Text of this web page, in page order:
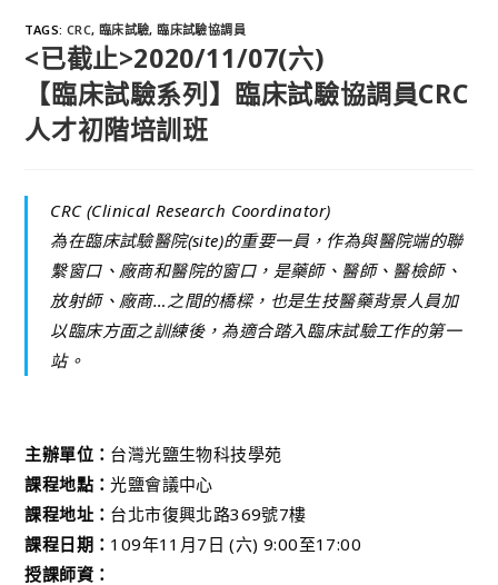
TAGS: CRC, 臨床試驗, 臨床試驗協調員
<已截止>2020/11/07(六)
【臨床試驗系列】臨床試驗協調員CRC
人才初階培訓班
CRC (Clinical Research Coordinator)
為在臨床試驗醫院(site)的重要一員，作為與醫院端的聯
繫窗口、廠商和醫院的窗口，是藥師、醫師、醫檢師、
放射師、廠商…之間的橋樑，也是生技醫藥背景人員加
以臨床方面之訓練後，為適合踏入臨床試驗工作的第一
站。
主辦單位： 台灣光鹽生物科技學苑
課程地點：光鹽會議中心
課程地址： 台北市復興北路369號7樓
課程日期： 109年11月7日 (六) 9:00至17:00
授課師資：